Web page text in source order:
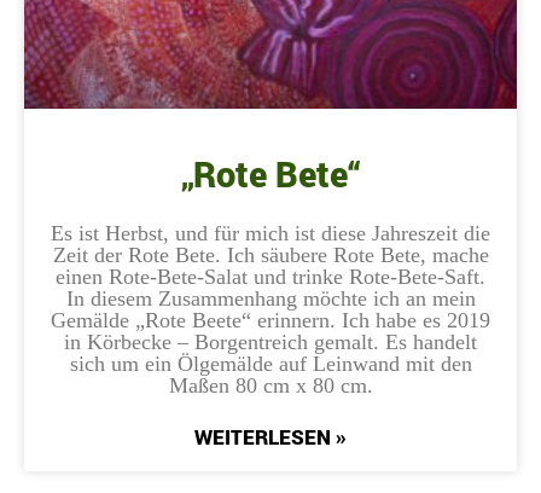
„Rote Bete“
Es ist Herbst, und für mich ist diese Jahreszeit die
Zeit der Rote Bete. Ich säubere Rote Bete, mache
einen Rote-Bete-Salat und trinke Rote-Bete-Saft.
In diesem Zusammenhang möchte ich an mein
Gemälde „Rote Beete“ erinnern. Ich habe es 2019
in Körbecke – Borgentreich gemalt. Es handelt
sich um ein Ölgemälde auf Leinwand mit den
Maßen 80 cm x 80 cm.
WEITERLESEN »